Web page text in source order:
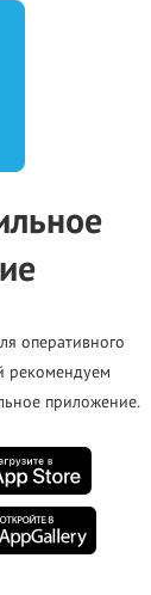
оперативного
рекомендуем
приложение.